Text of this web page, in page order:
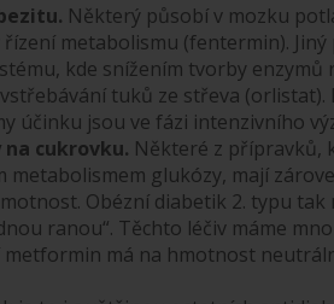
Některý působí v mozku
řízení metabolismu (fentermin).
kde snížením tvorby enzymů
tuků ze střeva (orlistat).
účinku jsou ve fázi intenzivního
cukrovku. Některé z přípravků,
metabolismem glukózy, mají
Obézní diabetik 2. typu tak
ranou“. Těchto léčiv máme
metformin má na hmotnost